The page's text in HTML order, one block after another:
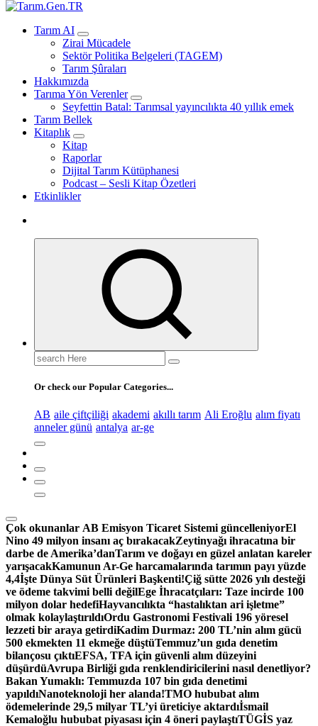
Türk Tarımının İnternetteki Adresi
Tarım AI
Zirai Mücadele
Sektör Politika Belgeleri (TAGEM)
Tarım Şûraları
Hakkımızda
Tarıma Yön Verenler
Seyfettin Batal: Tarımsal yayıncılıkta 40 yıllık emek
Tarım Bellek
Kitaplık
Kitap
Raporlar
Dijital Tarım Kütüphanesi
Podcast – Sesli Kitap Özetleri
Etkinlikler
Search
for:
Or check our Popular Categories...
AB aile çiftçiliği akademi akıllı tarım Ali Eroğlu alım fiyatı
anneler günü antalya ar-ge
Çok okunanlar AB Emisyon Ticaret Sistemi güncelleniyorEl
Nino 49 milyon insanı aç bırakacakZeytinyağı ihracatına bir
darbe de Amerika’danTarım ve doğayı en güzel anlatan kareler
yarışacakKamunun Ar-Ge harcamalarında tarımın payı yüzde
4,4İşte Dünya Süt Ürünleri Başkenti!Çiğ sütte 2026 yılı desteği
ve ödeme takvimi belli değilEge İhracatçıları: Taze incirde 100
milyon dolar hedefiHayvancılıkta “hastalıktan ari işletme”
olmak kolaylaştırıldıOrdu Gastronomi Festivali 196 yöresel
lezzeti bir araya getirdiKadim Durmaz: 200 TL’nin alım gücü
500 ekmekten 11 ekmeğe düştüTemmuz’un gıda denetim
bilançosu çıktıEFSA, TFA için güvenli alım düzeyini
düşürdüAvrupa Birliği gıda renklendiricilerini nasıl denetliyor?
Bakan Yumaklı: Temmuzda 107 bin gıda denetimi
yapıldıNanoteknoloji her alanda!TMO hububat alım
ödemelerinde 29,5 milyar TL’yi üreticiye aktardıİsmail
Kemaloğlu hububat piyasası için 4 öneri paylaştıTÜGİS yaz